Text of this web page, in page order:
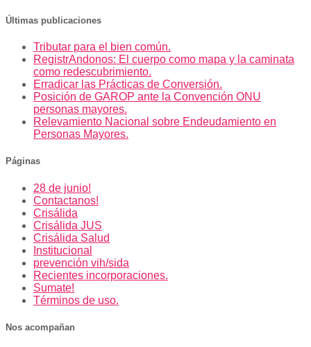
Últimas publicaciones
Tributar para el bien común.
RegistrAndonos: El cuerpo como mapa y la caminata
como redescubrimiento.
Erradicar las Prácticas de Conversión.
Posición de GAROP ante la Convención ONU
personas mayores.
Relevamiento Nacional sobre Endeudamiento en
Personas Mayores.
Páginas
28 de junio!
Contactanos!
Crisálida
Crisálida JUS
Crisálida Salud
Institucional
prevención vih/sida
Recientes incorporaciones.
Sumate!
Términos de uso.
Nos acompañan